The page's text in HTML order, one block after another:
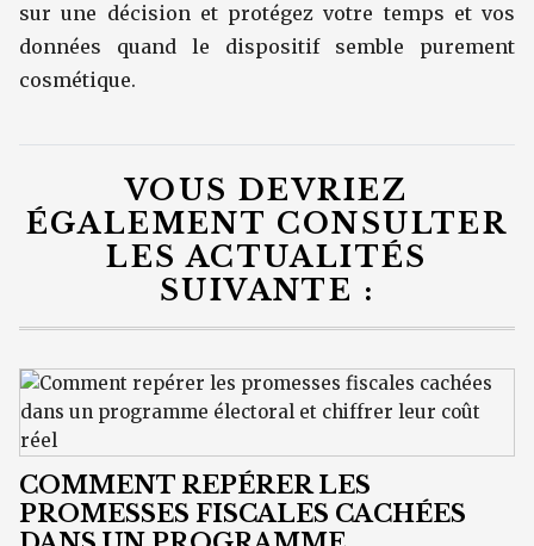
sur une décision et protégez votre temps et vos
données quand le dispositif semble purement
cosmétique.
VOUS DEVRIEZ
ÉGALEMENT CONSULTER
LES ACTUALITÉS
SUIVANTE :
COMMENT REPÉRER LES
PROMESSES FISCALES CACHÉES